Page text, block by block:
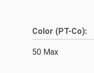
Color (PT-Co):
50 Max